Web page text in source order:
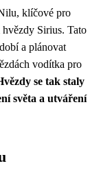
klíčové pro
Sirius. Tato
a plánovat
vodítka pro
se tak staly
světa a utváření